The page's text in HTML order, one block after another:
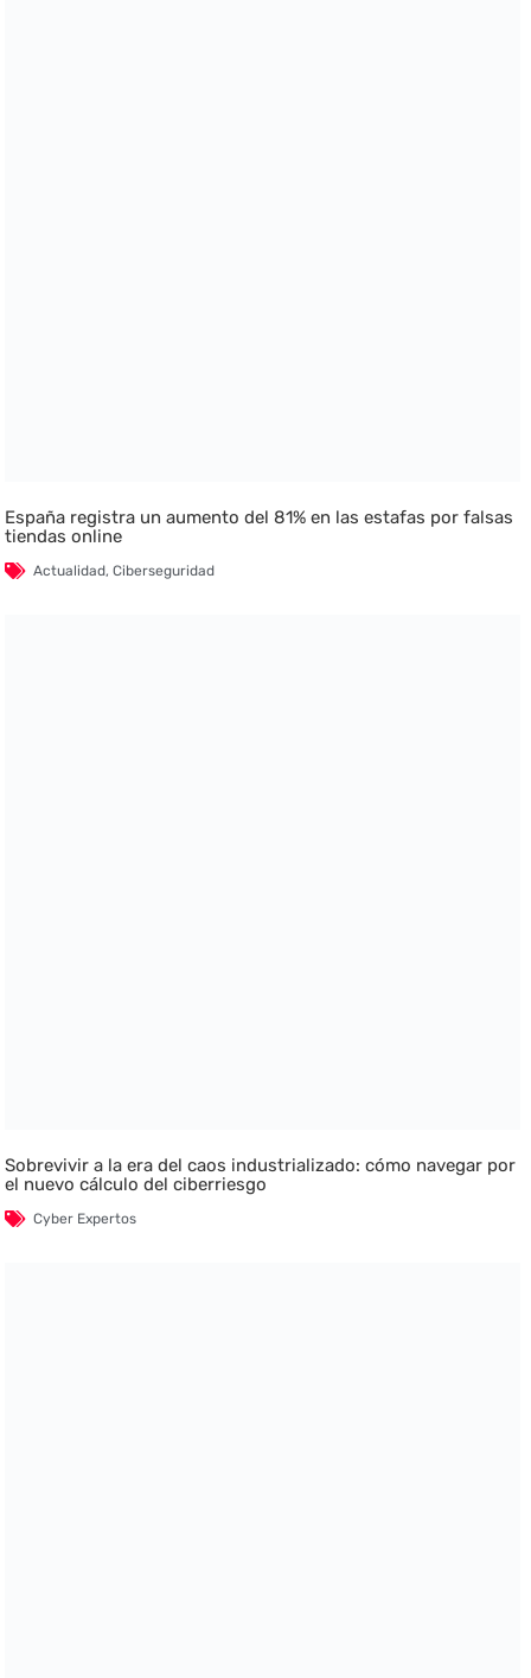
España registra un aumento del 81% en las estafas por falsas
tiendas online
Actualidad,Ciberseguridad
Sobrevivir a la era del caos industrializado: cómo navegar por
el nuevo cálculo del ciberriesgo
Cyber Expertos